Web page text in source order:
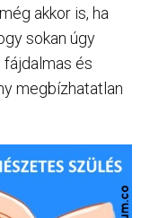
akkor is, ha
sokan úgy
és
megbízhatatlan